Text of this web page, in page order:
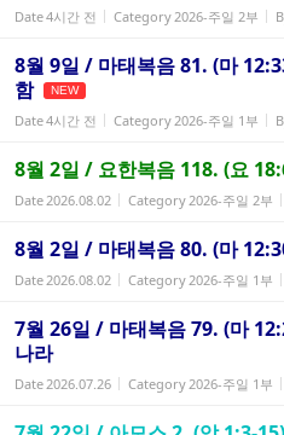
Date4시간 전 Category2026-주일 2부
8월 9일 / 마태복음 81. (마
함
NEW
Date4시간 전 Category2026-주일 1부
8월 2일 / 요한복음 118. (요
Date2026.08.02 Category2026-주일 2부
8월 2일 / 마태복음 80. (마
Date2026.08.02 Category2026-주일 1부
7월 26일 / 마태복음 79. (마
나라
Date2026.07.26 Category2026-주일 1부